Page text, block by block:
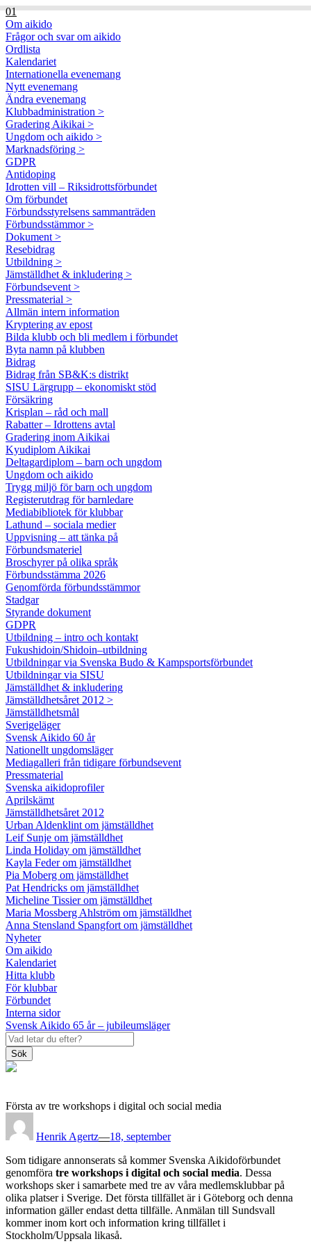
01
Om aikido
Frågor och svar om aikido
Ordlista
Kalendariet
Internationella evenemang
Nytt evenemang
Ändra evenemang
Klubbadministration >
Gradering Aikikai >
Ungdom och aikido >
Marknadsföring >
GDPR
Antidoping
Idrotten vill – Riksidrottsförbundet
Om förbundet
Förbundsstyrelsens sammanträden
Förbundsstämmor >
Dokument >
Resebidrag
Utbildning >
Jämställdhet & inkludering >
Förbundsevent >
Pressmaterial >
Allmän intern information
Kryptering av epost
Bilda klubb och bli medlem i förbundet
Byta namn på klubben
Bidrag
Bidrag från SB&K:s distrikt
SISU Lärgrupp – ekonomiskt stöd
Försäkring
Krisplan – råd och mall
Rabatter – Idrottens avtal
Gradering inom Aikikai
Kyudiplom Aikikai
Deltagardiplom – barn och ungdom
Ungdom och aikido
Trygg miljö för barn och ungdom
Registerutdrag för barnledare
Mediabibliotek för klubbar
Lathund – sociala medier
Uppvisning – att tänka på
Förbundsmateriel
Broschyrer på olika språk
Förbundsstämma 2026
Genomförda förbundsstämmor
Stadgar
Styrande dokument
GDPR
Utbildning – intro och kontakt
Fukushidoin/Shidoin–utbildning
Utbildningar via Svenska Budo & Kampsportsförbundet
Utbildningar via SISU
Jämställdhet & inkludering
Jämställdhetsåret 2012 >
Jämställdhetsmål
Sverigeläger
Svensk Aikido 60 år
Nationellt ungdomsläger
Mediagalleri från tidigare förbundsevent
Pressmaterial
Svenska aikidoprofiler
Aprilskämt
Jämställdhetsåret 2012
Urban Aldenklint om jämställdhet
Leif Sunje om jämställdhet
Linda Holiday om jämställdhet
Kayla Feder om jämställdhet
Pia Moberg om jämställdhet
Pat Hendricks om jämställdhet
Micheline Tissier om jämställdhet
Maria Mossberg Ahlström om jämställdhet
Anna Stensland Spangfort om jämställdhet
Nyheter
Om aikido
Kalendariet
Hitta klubb
För klubbar
Förbundet
Interna sidor
Svensk Aikido 65 år – jubileumsläger
Sök
Första av tre workshops i digital och social media
Henrik Agertz—
on
18, september
Som tidigare annonserats så kommer Svenska Aikidoförbundet
genomföra tre workshops i digital och social media. Dessa
workshops sker i samarbete med tre av våra medlemsklubbar på
olika platser i Sverige. Det första tillfället är i Göteborg och denna
information gäller endast detta tillfälle. Anmälan till Sundsvall
kommer inom kort och information kring tillfället i
Stockholm/Uppsala likaså.